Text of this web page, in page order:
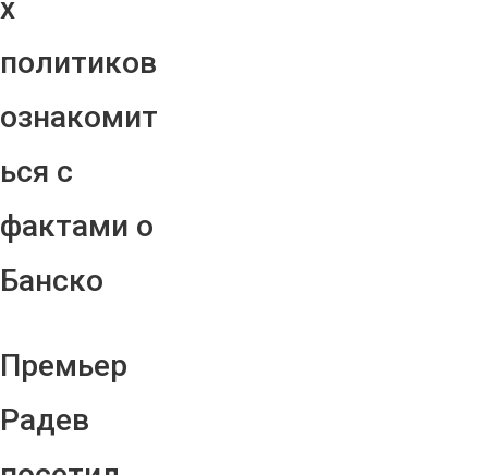
х
политиков
ознакомит
ься с
фактами о
Банско
Премьер
Радев